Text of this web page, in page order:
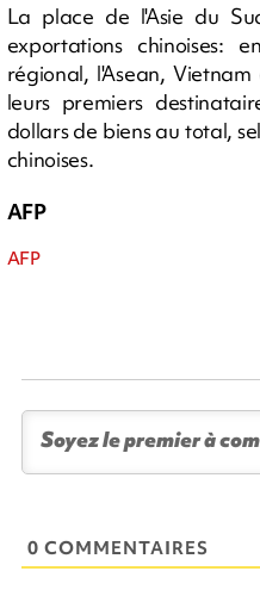
La place de l'Asie du
exportations chinoises:
régional, l'Asean,
leurs premiers
dollars de biens au total,
chinoises.
AFP
AFP
0 COMMENTAIRES